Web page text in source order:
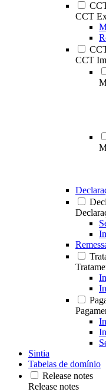
CCT
CCT
Sintia
Tabelas de domínio
Release notes
Release notes